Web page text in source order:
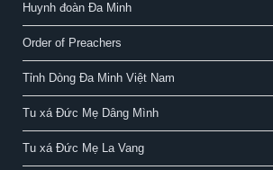
Huynh đoàn Đa Minh
Order of Preachers
Tỉnh Dòng Đa Minh Việt Nam
Tu xá Đức Mẹ Dâng Mình
Tu xá Đức Mẹ La Vang